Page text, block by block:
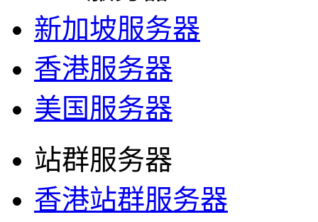
新加坡服务器
香港服务器
美国服务器
站群服务器
香港站群服务器